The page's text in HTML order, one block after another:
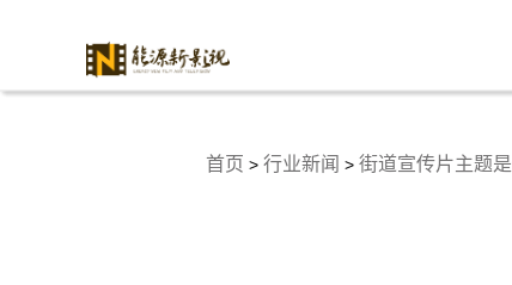
首页 > 行业新闻 > 街道宣传片主题